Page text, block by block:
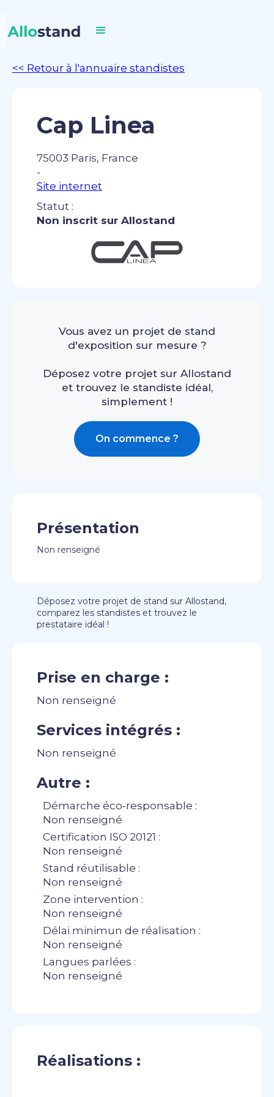
<< Retour à l'annuaire standistes
Cap Linea
75003 Paris, France
-
Site internet
Statut :
Non inscrit sur Allostand
Vous avez un projet de stand
d'exposition sur mesure ?
Déposez votre projet sur Allostand
et trouvez le standiste idéal,
simplement !
On commence ?
Présentation
Non renseigné
Déposez votre projet de stand sur Allostand,
comparez les standistes et trouvez le
prestataire idéal !
Prise en charge :
Non renseigné
Services intégrés :
Non renseigné
Autre :
Démarche éco-responsable :
Non renseigné
Certification ISO 20121 :
Non renseigné
Stand réutilisable :
Non renseigné
Zone intervention :
Non renseigné
Délai minimun de réalisation :
Non renseigné
Langues parlées :
Non renseigné
Réalisations :